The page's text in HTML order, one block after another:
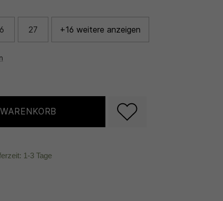
27 +16 weitere anzeigen
1-3 Tage